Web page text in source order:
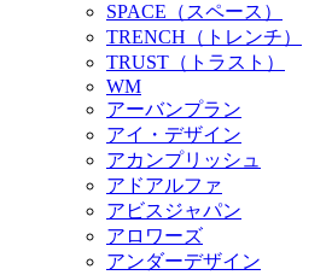
SPACE（スペース）
TRENCH（トレンチ）
TRUST（トラスト）
WM
アーバンプラン
アイ・デザイン
アカンプリッシュ
アドアルファ
アビスジャパン
アロワーズ
アンダーデザイン